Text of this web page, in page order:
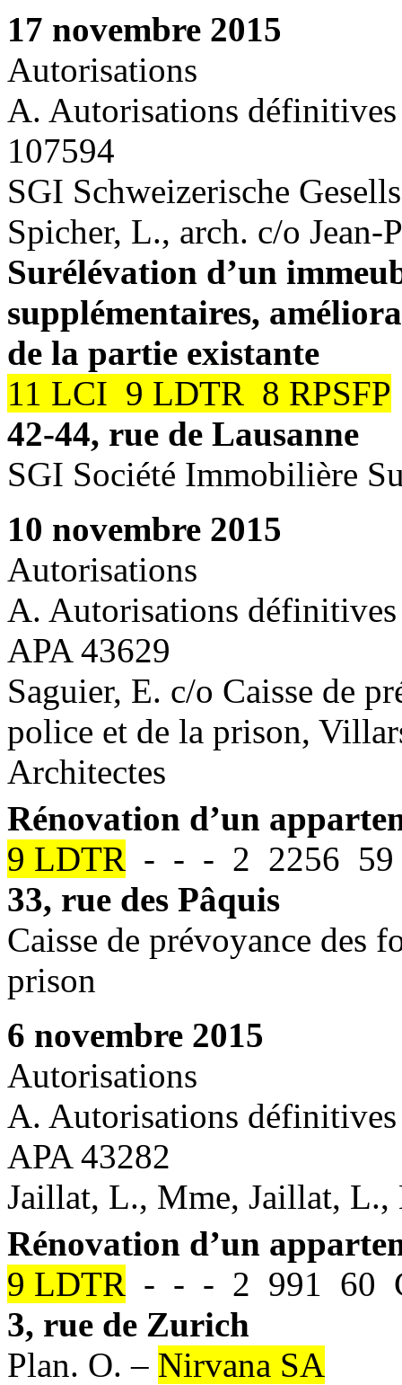
17 novembre 2015
Autorisations
A. Autorisations définitives
107594
SGI Schweizerische
Spicher, L., arch. c/o Jean-
Surélévation d’un
supplémentaires,
de la partie existante
11 LCI 9 LDTR 8 RPSFP
42-44, rue de Lausanne
SGI Société Immobilière
10 novembre 2015
Autorisations
A. Autorisations définitives
APA 43629
Saguier, E. c/o Caisse de
police et de la prison,
Architectes
Rénovation d’un
9 LDTR - - - 2 2256 59
33, rue des Pâquis
Caisse de prévoyance des
prison
6 novembre 2015
Autorisations
A. Autorisations définitives
APA 43282
Jaillat, L., Mme, Jaillat,
Rénovation d’un
9 LDTR - - - 2 991 60
3, rue de Zurich
Plan. O. – Nirvana SA